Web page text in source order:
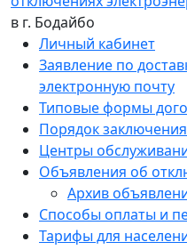
в г. Бодайбо
Личный кабинет
Заявление по
электронную почту
Типовые формы
Порядок
Центры
Объявления об
Архив
Способы оплаты и
Тарифы для